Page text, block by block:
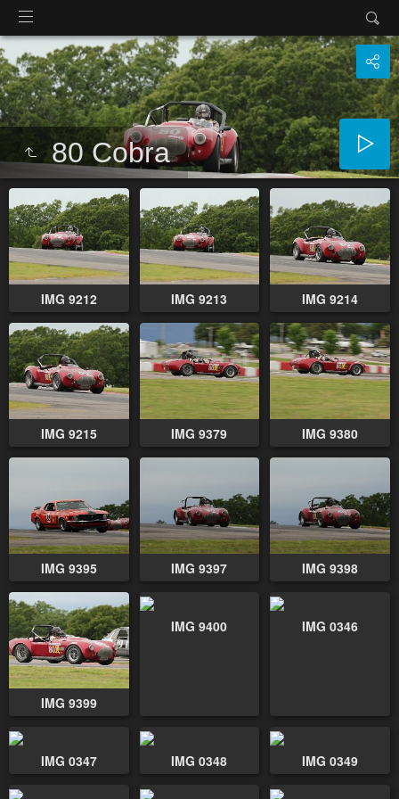
80 Cobra
IMG 9212 IMG 9213 IMG 9214
IMG 9215 IMG 9379 IMG 9380
IMG 9395 IMG 9397 IMG 9398
IMG 9399
IMG 9400 IMG 0346
IMG 0347 IMG 0348 IMG 0349